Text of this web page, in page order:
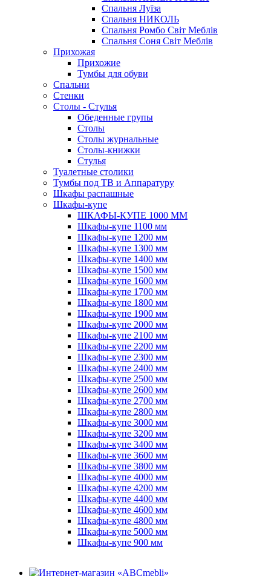
Спальня Луїза
Спальня НИКОЛЬ
Спальня Ромбо Світ Меблів
Спальня Соня Світ Меблів
Прихожая
Прихожие
Тумбы для обуви
Спальни
Стенки
Столы - Стулья
Обеденные групы
Столы
Столы журнальные
Столы-книжки
Стулья
Туалетные столики
Тумбы под ТВ и Аппаратуру
Шкафы распашные
Шкафы-купе
ШКАФЫ-КУПЕ 1000 ММ
Шкафы-купе 1100 мм
Шкафы-купе 1200 мм
Шкафы-купе 1300 мм
Шкафы-купе 1400 мм
Шкафы-купе 1500 мм
Шкафы-купе 1600 мм
Шкафы-купе 1700 мм
Шкафы-купе 1800 мм
Шкафы-купе 1900 мм
Шкафы-купе 2000 мм
Шкафы-купе 2100 мм
Шкафы-купе 2200 мм
Шкафы-купе 2300 мм
Шкафы-купе 2400 мм
Шкафы-купе 2500 мм
Шкафы-купе 2600 мм
Шкафы-купе 2700 мм
Шкафы-купе 2800 мм
Шкафы-купе 3000 мм
Шкафы-купе 3200 мм
Шкафы-купе 3400 мм
Шкафы-купе 3600 мм
Шкафы-купе 3800 мм
Шкафы-купе 4000 мм
Шкафы-купе 4200 мм
Шкафы-купе 4400 мм
Шкафы-купе 4600 мм
Шкафы-купе 4800 мм
Шкафы-купе 5000 мм
Шкафы-купе 900 мм